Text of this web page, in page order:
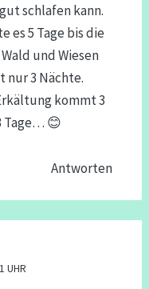
schlafen kann.
es 5 Tage bis die
und Wiesen
nur 3 Nächte.
kommt 3
Tage… 😊
Antworten
UHR